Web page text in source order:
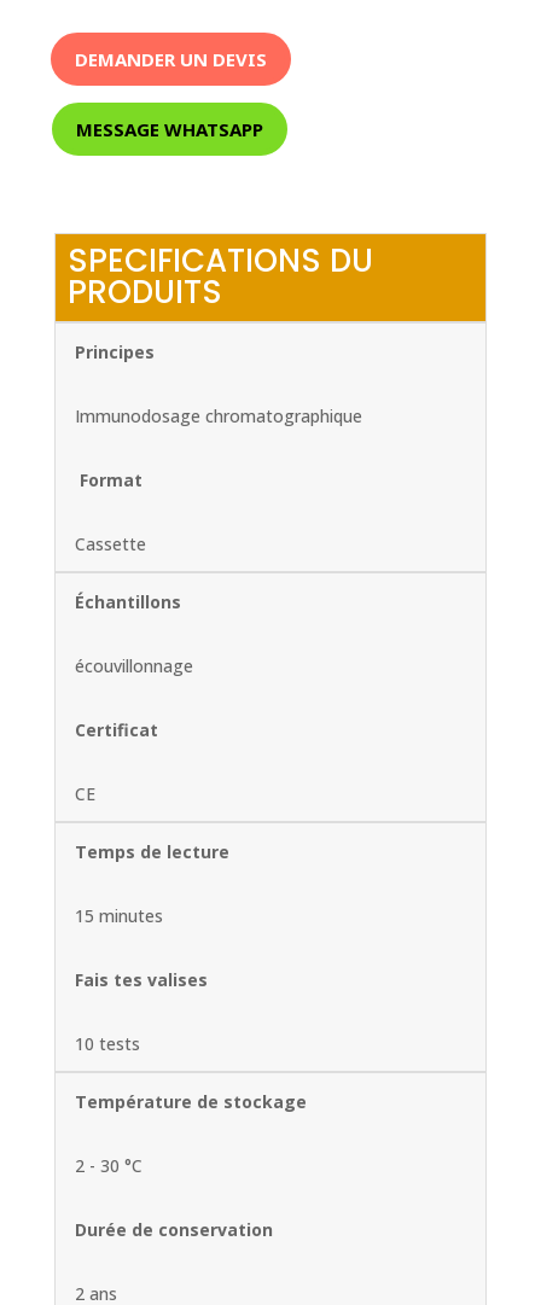
DEMANDER UN DEVIS
MESSAGE WHATSAPP
SPECIFICATIONS DU
PRODUITS
Principes
Immunodosage chromatographique
Format
Cassette
Échantillons
écouvillonnage
Certificat
CE
Temps de lecture
15 minutes
Fais tes valises
10 tests
Température de stockage
2 - 30 °C
Durée de conservation
2 ans